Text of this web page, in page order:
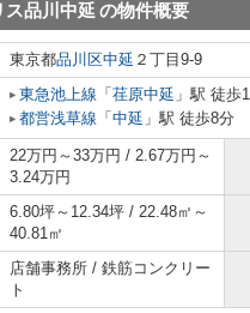
ス品川中延 の物件概要
東京都品川区中延 ２丁目9-9
東急池上線 「 荏原中延 」駅 徒歩
都営浅草線 「 中延 」駅 徒歩8分
22万円～33万円 / 2.67万円～
3.24万円
6.80坪～12.34坪 / 22.48㎡～
40.81㎡
店舗事務所 / 鉄筋コンクリー
ト